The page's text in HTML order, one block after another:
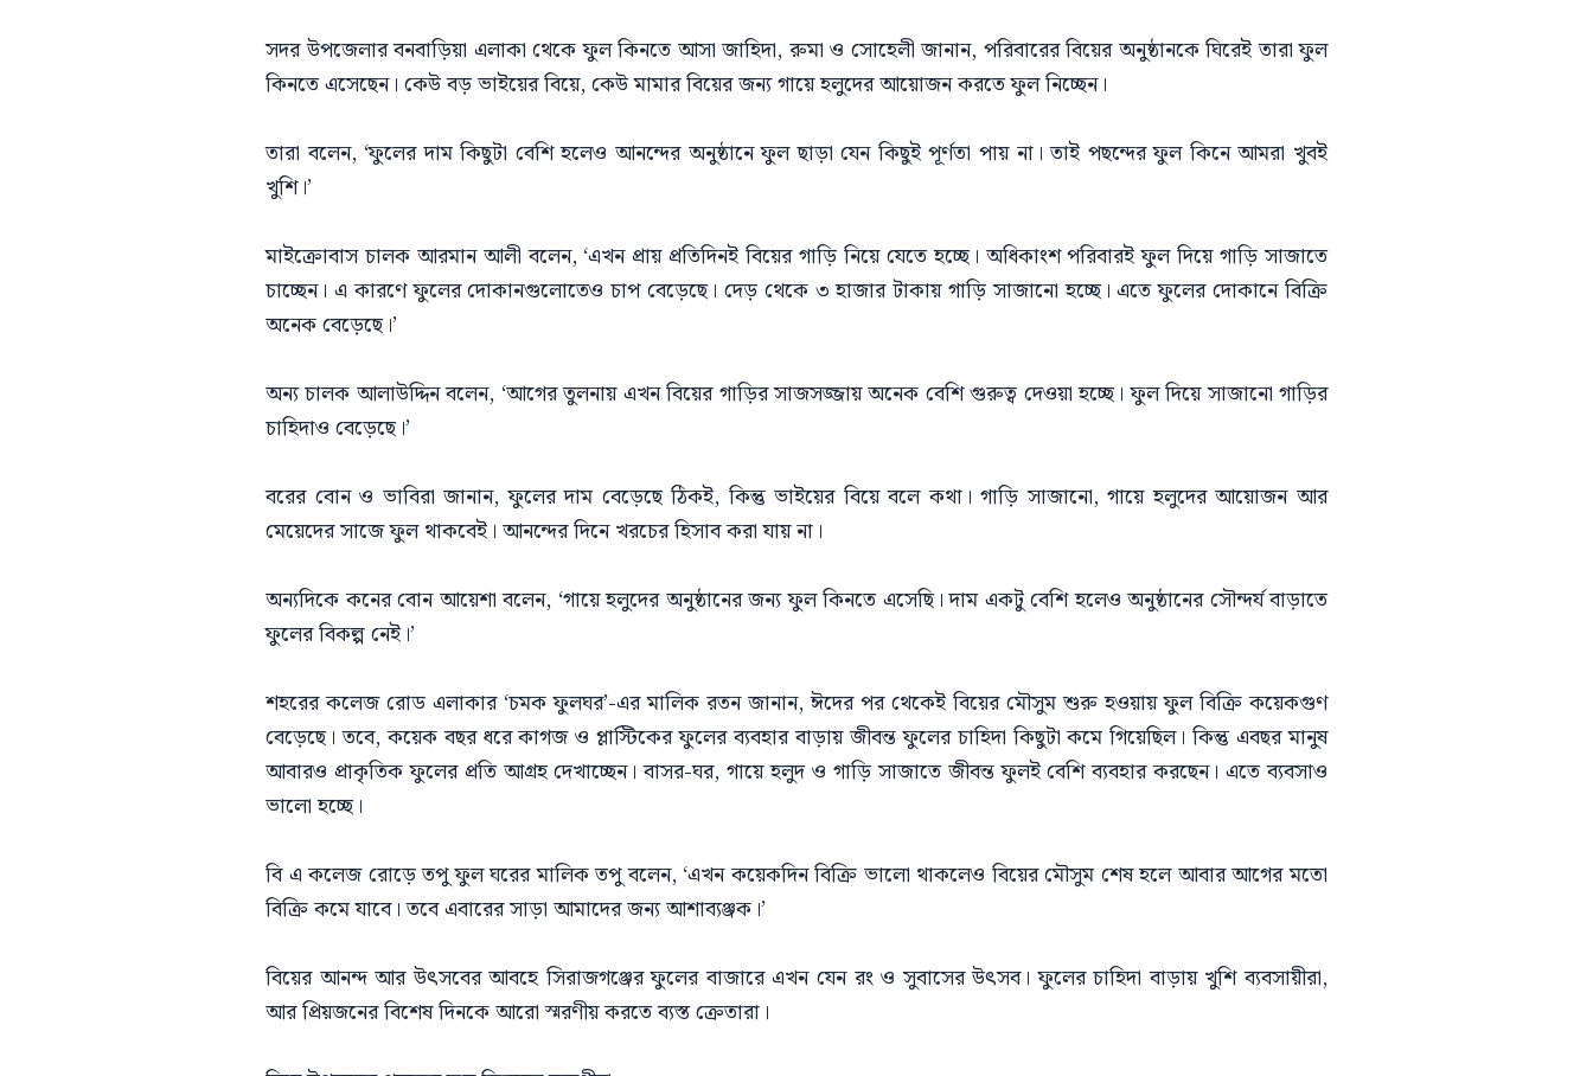
সদর উপজেলার বনবাড়িয়া এলাকা থেকে ফুল কিনতে আসা জাহিদা, রুমা ও সোহেলী জানান, পরিবারের বিয়ের অনুষ্ঠানকে ঘিরেই তারা ফুল
কিনতে এসেছেন। কেউ বড় ভাইয়ের বিয়ে, কেউ মামার বিয়ের জন্য গায়ে হলুদের আয়োজন করতে ফুল নিচ্ছেন।
তারা বলেন, ‘ফুলের দাম কিছুটা বেশি হলেও আনন্দের অনুষ্ঠানে ফুল ছাড়া যেন কিছুই পূর্ণতা পায় না। তাই পছন্দের ফুল কিনে আমরা খুবই
খুশি।’
মাইক্রোবাস চালক আরমান আলী বলেন, ‘এখন প্রায় প্রতিদিনই বিয়ের গাড়ি নিয়ে যেতে হচ্ছে। অধিকাংশ পরিবারই ফুল দিয়ে গাড়ি সাজাতে
চাচ্ছেন। এ কারণে ফুলের দোকানগুলোতেও চাপ বেড়েছে। দেড় থেকে ৩ হাজার টাকায় গাড়ি সাজানো হচ্ছে। এতে ফুলের দোকানে বিক্রি
অনেক বেড়েছে।’
অন্য চালক আলাউদ্দিন বলেন, ‘আগের তুলনায় এখন বিয়ের গাড়ির সাজসজ্জায় অনেক বেশি গুরুত্ব দেওয়া হচ্ছে। ফুল দিয়ে সাজানো গাড়ির
চাহিদাও বেড়েছে।’
বরের বোন ও ভাবিরা জানান, ফুলের দাম বেড়েছে ঠিকই, কিন্তু ভাইয়ের বিয়ে বলে কথা। গাড়ি সাজানো, গায়ে হলুদের আয়োজন আর
মেয়েদের সাজে ফুল থাকবেই। আনন্দের দিনে খরচের হিসাব করা যায় না।
অন্যদিকে কনের বোন আয়েশা বলেন, ‘গায়ে হলুদের অনুষ্ঠানের জন্য ফুল কিনতে এসেছি। দাম একটু বেশি হলেও অনুষ্ঠানের সৌন্দর্য বাড়াতে
ফুলের বিকল্প নেই।’
শহরের কলেজ রোড এলাকার ‘চমক ফুলঘর’-এর মালিক রতন জানান, ঈদের পর থেকেই বিয়ের মৌসুম শুরু হওয়ায় ফুল বিক্রি কয়েকগুণ
বেড়েছে। তবে, কয়েক বছর ধরে কাগজ ও প্লাস্টিকের ফুলের ব্যবহার বাড়ায় জীবন্ত ফুলের চাহিদা কিছুটা কমে গিয়েছিল। কিন্তু এবছর মানুষ
আবারও প্রাকৃতিক ফুলের প্রতি আগ্রহ দেখাচ্ছেন। বাসর-ঘর, গায়ে হলুদ ও গাড়ি সাজাতে জীবন্ত ফুলই বেশি ব্যবহার করছেন। এতে ব্যবসাও
ভালো হচ্ছে।
বি এ কলেজ রোড়ে তপু ফুল ঘরের মালিক তপু বলেন, ‘এখন কয়েকদিন বিক্রি ভালো থাকলেও বিয়ের মৌসুম শেষ হলে আবার আগের মতো
বিক্রি কমে যাবে। তবে এবারের সাড়া আমাদের জন্য আশাব্যঞ্জক।’
বিয়ের আনন্দ আর উৎসবের আবহে সিরাজগঞ্জের ফুলের বাজারে এখন যেন রং ও সুবাসের উৎসব। ফুলের চাহিদা বাড়ায় খুশি ব্যবসায়ীরা,
আর প্রিয়জনের বিশেষ দিনকে আরো স্মরণীয় করতে ব্যস্ত ক্রেতারা।